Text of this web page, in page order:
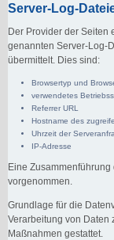
Server-Log-
Der Provider der Seiten
genannten Server-Log-
übermittelt. Dies sind:
Browsertyp und
verwendetes
Referrer URL
Hostname des
Uhrzeit der
IP-Adresse
Eine
vorgenommen.
Grundlage für die
Verarbeitung von Daten
Maßnahmen gestattet.